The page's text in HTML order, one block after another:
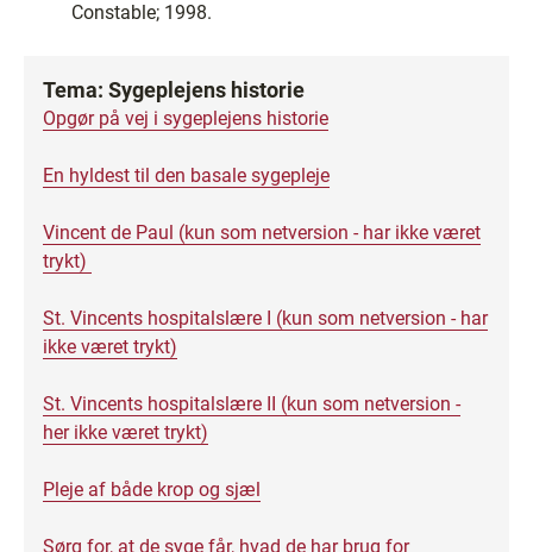
Constable; 1998.
Tema: Sygeplejens historie
Opgør på vej i sygeplejens historie
En hyldest til den basale sygepleje
Vincent de Paul (kun som netversion - har ikke været
trykt)
St. Vincents hospitalslære I (kun som netversion - har
ikke været trykt)
St. Vincents hospitalslære II (kun som netversion -
her ikke været trykt)
Pleje af både krop og sjæl
Sørg for, at de syge får, hvad de har brug for